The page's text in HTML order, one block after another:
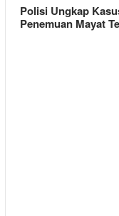
Polisi Ungkap
Penemuan Mayat